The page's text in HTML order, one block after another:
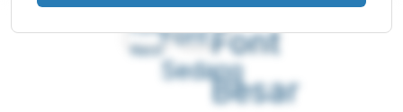
Font
Kecil
Font
Sedang
Font
Besar